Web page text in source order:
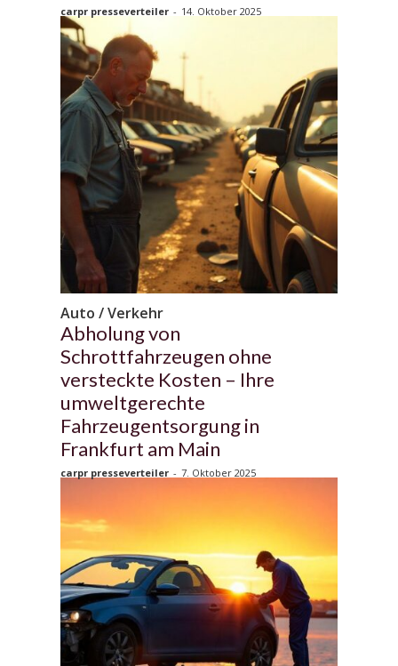
carpr presseverteiler - 14. Oktober 2025
Auto / Verkehr
Abholung von
Schrottfahrzeugen ohne
versteckte Kosten – Ihre
umweltgerechte
Fahrzeugentsorgung in
Frankfurt am Main
carpr presseverteiler - 7. Oktober 2025